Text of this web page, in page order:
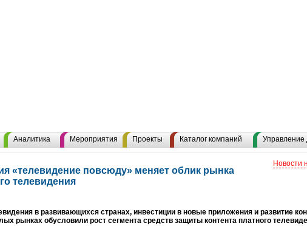
Аналитика Мероприятия Проекты Каталог компаний Управление
Новости
«телевидение повсюду» меняет облик рынка
телевидения
в развивающихся странах, инвестиции в новые приложения и развитие
рынках обусловили рост сегмента средств защиты контента платного